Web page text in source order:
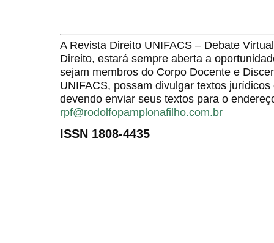
A Revista Direito UNIFACS – Debate
Direito, estará sempre aberta a
sejam membros do Corpo Docente e
UNIFACS, possam divulgar textos
devendo enviar seus textos para o
rpf@rodolfopamplonafilho.com.br
ISSN 1808-4435